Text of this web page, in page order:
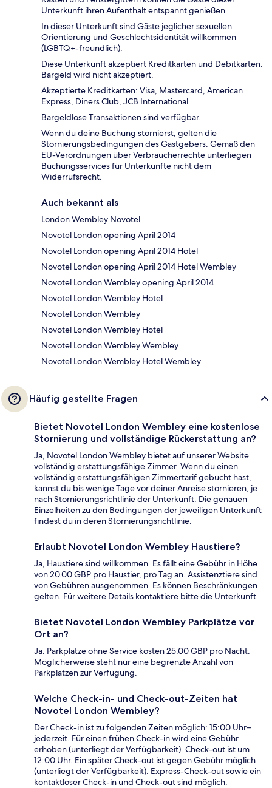
Unterkunft ihren Aufenthalt entspannt genießen.
In dieser Unterkunft sind Gäste jeglicher sexuellen
Orientierung und Geschlechtsidentität willkommen
(LGBTQ+-freundlich).
Diese Unterkunft akzeptiert Kreditkarten und Debitkarten.
Bargeld wird nicht akzeptiert.
Akzeptierte Kreditkarten: Visa, Mastercard, American
Express, Diners Club, JCB International
Bargeldlose Transaktionen sind verfügbar.
Wenn du deine Buchung stornierst, gelten die
Stornierungsbedingungen des Gastgebers. Gemäß den
EU-Verordnungen über Verbraucherrechte unterliegen
Buchungsservices für Unterkünfte nicht dem
Widerrufsrecht.
Auch bekannt als
London Wembley Novotel
Novotel London opening April 2014
Novotel London opening April 2014 Hotel
Novotel London opening April 2014 Hotel Wembley
Novotel London Wembley opening April 2014
Novotel London Wembley Hotel
Novotel London Wembley
Novotel London Wembley Hotel
Novotel London Wembley Wembley
Novotel London Wembley Hotel Wembley
Häufig gestellte Fragen
Bietet Novotel London Wembley eine kostenlose
Stornierung und vollständige Rückerstattung an?
Ja, Novotel London Wembley bietet auf unserer Website
vollständig erstattungsfähige Zimmer. Wenn du einen
vollständig erstattungsfähigen Zimmertarif gebucht hast,
kannst du bis wenige Tage vor deiner Anreise stornieren, je
nach Stornierungsrichtlinie der Unterkunft. Die genauen
Einzelheiten zu den Bedingungen der jeweiligen Unterkunft
findest du in deren Stornierungsrichtlinie.
Erlaubt Novotel London Wembley Haustiere?
Ja, Haustiere sind willkommen. Es fällt eine Gebühr in Höhe
von 20.00 GBP pro Haustier, pro Tag an. Assistenztiere sind
von Gebühren ausgenommen. Es können Beschränkungen
gelten. Für weitere Details kontaktiere bitte die Unterkunft.
Bietet Novotel London Wembley Parkplätze vor
Ort an?
Ja. Parkplätze ohne Service kosten 25.00 GBP pro Nacht.
Möglicherweise steht nur eine begrenzte Anzahl von
Parkplätzen zur Verfügung.
Welche Check-in- und Check-out-Zeiten hat
Novotel London Wembley?
Der Check-in ist zu folgenden Zeiten möglich: 15:00 Uhr–
jederzeit. Für einen frühen Check-in wird eine Gebühr
erhoben (unterliegt der Verfügbarkeit). Check-out ist um
12:00 Uhr. Ein später Check-out ist gegen Gebühr möglich
(unterliegt der Verfügbarkeit). Express-Check-out sowie ein
kontaktloser Check-in und Check-out sind möglich.